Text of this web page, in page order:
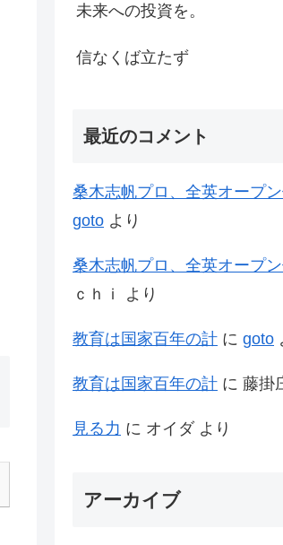
未来への投資を。
信なくば立たず
最近のコメント
桑木志帆プロ、全英オープン
goto より
桑木志帆プロ、全英オープン
ｃｈｉ
より
教育は国家百年の計 に goto
教育は国家百年の計 に 藤掛
見る力 に オイダ より
アーカイブ